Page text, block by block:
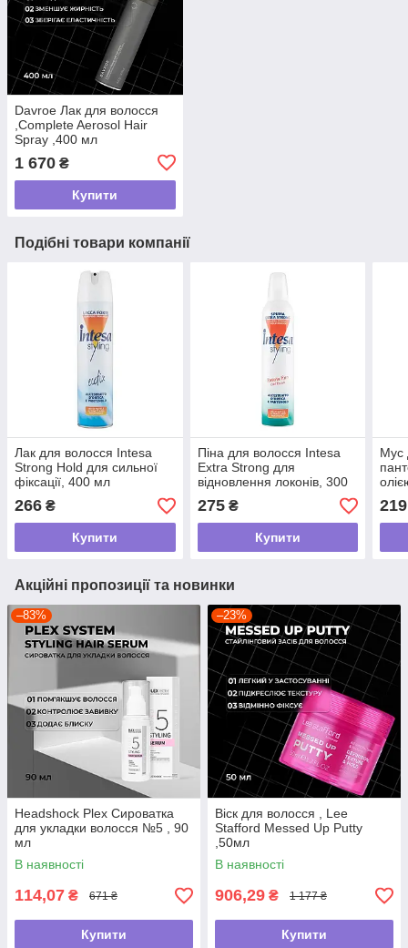
Davroe Лак для волосся
,Complete Aerosol Hair
Spray ,400 мл
1 670 ₴
Купити
Подібні товари компанії
Лак для волосся Intesa
Strong Hold для сильної
фіксації, 400 мл
266 ₴
Купити
Піна для волосся Intesa
Extra Strong для
відновлення локонів, 300
мл
275₴
Купити
Мус
219
Акційні пропозиції та новинки
–83%
Headshock Plex Сироватка
для укладки волосся №5 , 90
мл
В наявності
114,07 ₴ 671 ₴
Купити
–23%
Віск для волосся , Lee
Stafford Messed Up Putty
,50мл
В наявності
906,29 ₴ 1 177 ₴
Купити